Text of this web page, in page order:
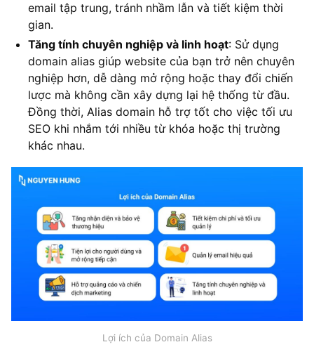
email tập trung, tránh nhầm lẫn và tiết kiệm thời
gian.
Tăng tính chuyên nghiệp và linh hoạt: Sử dụng
domain alias giúp website của bạn trở nên chuyên
nghiệp hơn, dễ dàng mở rộng hoặc thay đổi chiến
lược mà không cần xây dựng lại hệ thống từ đầu.
Đồng thời, Alias domain hỗ trợ tốt cho việc tối ưu
SEO khi nhắm tới nhiều từ khóa hoặc thị trường
khác nhau.
Lợi ích của Domain Alias